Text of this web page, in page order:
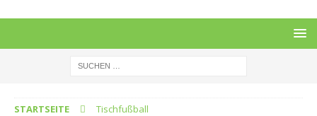
STARTSEITE Tischfußball